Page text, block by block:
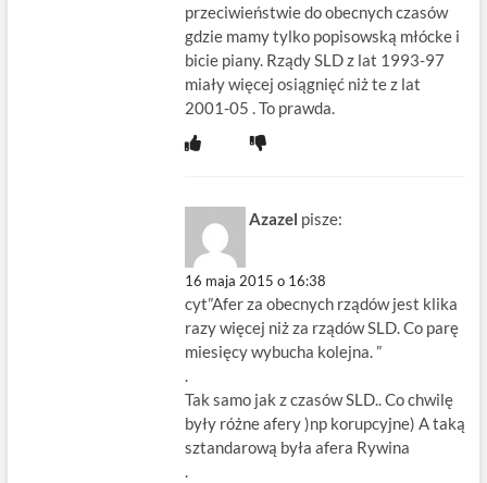
przeciwieństwie do obecnych czasów
gdzie mamy tylko popisowską młócke i
bicie piany. Rządy SLD z lat 1993-97
miały więcej osiągnięć niż te z lat
2001-05 . To prawda.
Azazel pisze:
16 maja 2015 o 16:38
cyt”Afer za obecnych rządów jest klika
razy więcej niż za rządów SLD. Co parę
miesięcy wybucha kolejna. ”
.
Tak samo jak z czasów SLD.. Co chwilę
były różne afery )np korupcyjne) A taką
sztandarową była afera Rywina
.